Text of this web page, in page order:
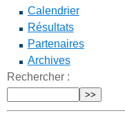
Calendrier
Résultats
Partenaires
Archives
Rechercher :